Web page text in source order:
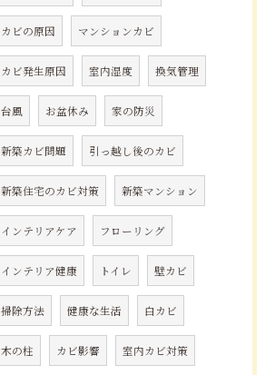
カビの原因 マンションカビ
カビ発生原因 室内湿度 換気管理
台風 お盆休み 家の防災
新築カビ問題 引っ越し後のカビ
新築住宅のカビ対策 新築マンション
インテリアケア フローリング
インテリア健康 トイレ 壁カビ
掃除方法 健康な生活 白カビ
木の柱 カビ影響 室内カビ対策